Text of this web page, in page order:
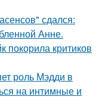
сдался:
Анне.
критиков
роль Мэдди в
на интимные и